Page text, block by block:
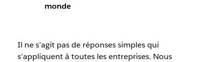
monde
Il ne s’agit pas de réponses simples qui
s’appliquent à toutes les entreprises. Nous